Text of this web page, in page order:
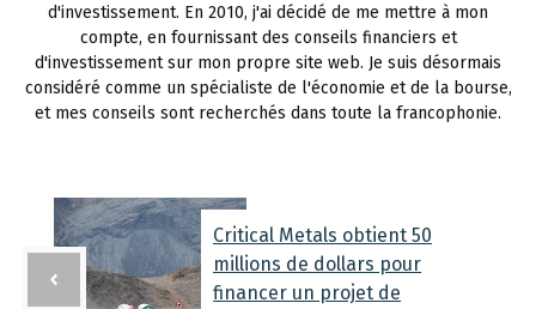
d'investissement. En 2010, j'ai décidé de me mettre à mon
compte, en fournissant des conseils financiers et
d'investissement sur mon propre site web. Je suis désormais
considéré comme un spécialiste de l'économie et de la bourse,
et mes conseils sont recherchés dans toute la francophonie.
Critical Metals obtient 50
millions de dollars pour
financer un projet de